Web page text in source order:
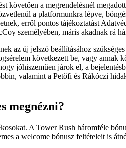
követően a megrendelésnél
a platformunkra lépve,
erről pontos tájékoztatást
személyében, máris akadnak rá
az új jelszó beállításához
következett be, vagy
jóhiszeműen járok el, a
valamint a Petőfi és Rákóczi
megnézni?
A Tower Rush háromféle
a welcome bónusz feltételeit is